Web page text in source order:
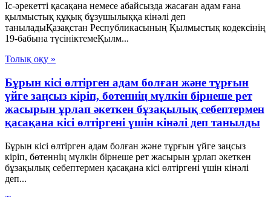
Іс-әрекетті қасақана немесе абайсызда жасаған адам ғана
қылмыстық құқық бұзушылыққа кінәлі деп
таныладыҚазақстан Республикасының Қылмыстық кодексінің
19-бабына түсініктемеҚылм...
Толық оқу »
Бұрын кісі өлтірген адам болған және тұрғын
үйге заңсыз кіріп, бөтеннің мүлкін бірнеше рет
жасырын ұрлап әкеткен бұзақылық себептермен
қасақана кісі өлтіргені үшін кінәлі деп танылды
Бұрын кісі өлтірген адам болған және тұрғын үйге заңсыз
кіріп, бөтеннің мүлкін бірнеше рет жасырын ұрлап әкеткен
бұзақылық себептермен қасақана кісі өлтіргені үшін кінәлі
деп...